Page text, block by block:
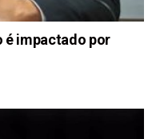
é impactado por